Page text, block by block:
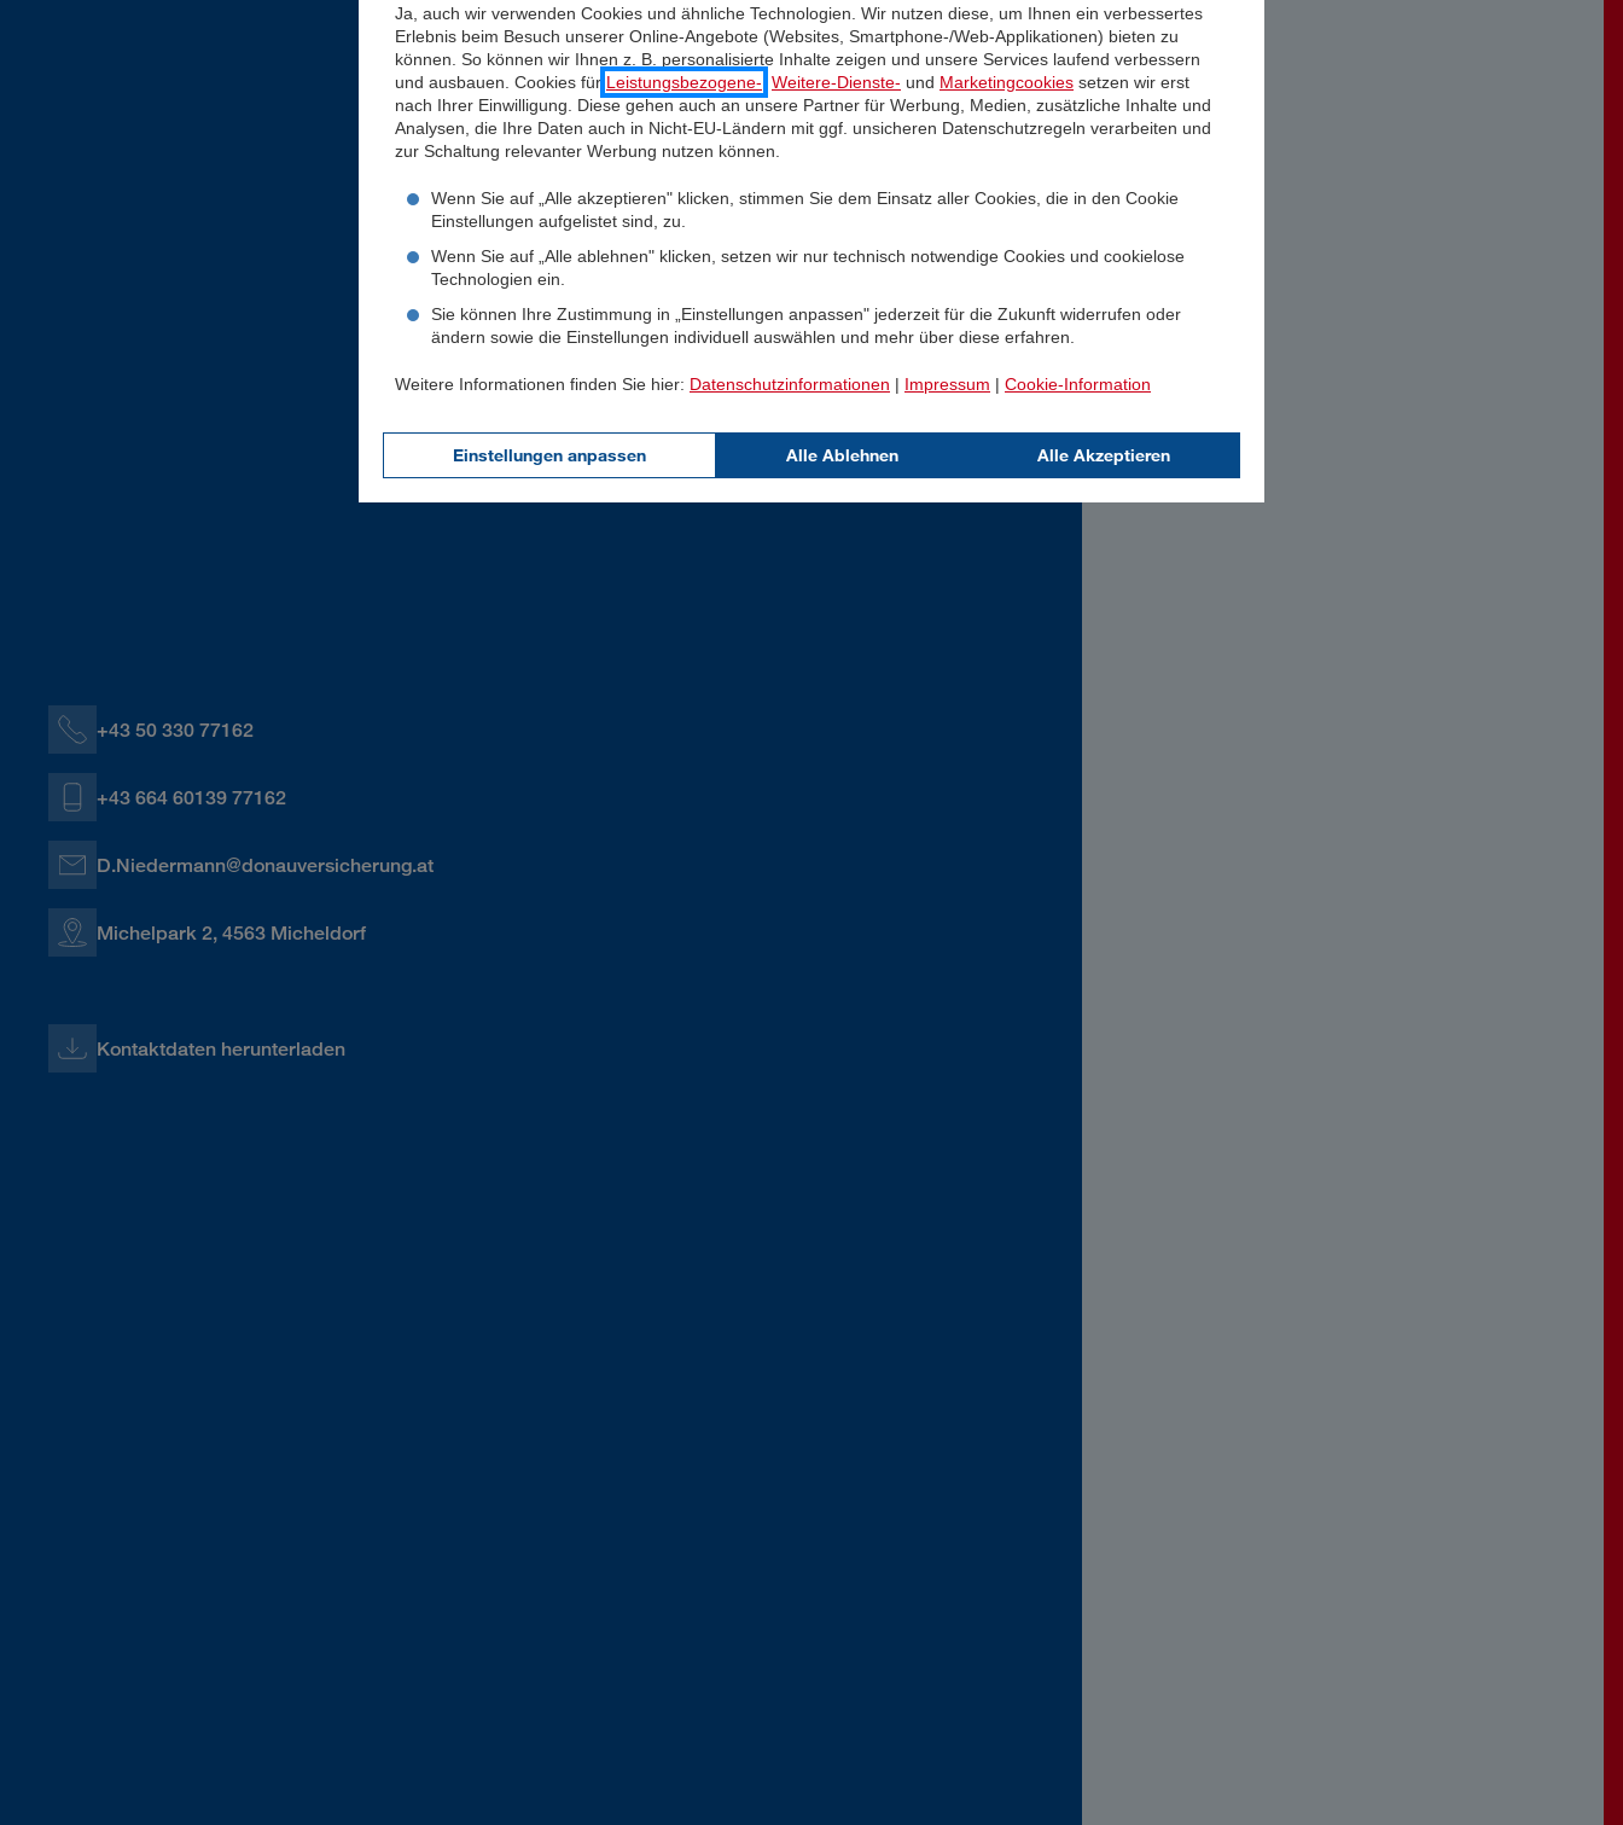
Ja, auch wir verwenden Cookies und ähnliche Technologien. Wir nutzen diese, um Ihnen ein verbessertes
Erlebnis beim Besuch unserer Online-Angebote (Websites, Smartphone-/Web-Applikationen) bieten zu
können. So können wir Ihnen z. B. personalisierte Inhalte zeigen und unsere Services laufend verbessern
und ausbauen. Cookies für Leistungsbezogene- Weitere-Dienste- und Marketingcookies setzen wir erst
nach Ihrer Einwilligung. Diese gehen auch an unsere Partner für Werbung, Medien, zusätzliche Inhalte und
Analysen, die Ihre Daten auch in Nicht-EU-Ländern mit ggf. unsicheren Datenschutzregeln verarbeiten und
zur Schaltung relevanter Werbung nutzen können.
Wenn Sie auf „Alle akzeptieren" klicken, stimmen Sie dem Einsatz aller Cookies, die in den Cookie
Einstellungen aufgelistet sind, zu.
Wenn Sie auf „Alle ablehnen" klicken, setzen wir nur technisch notwendige Cookies und cookielose
Technologien ein.
Sie können Ihre Zustimmung in „Einstellungen anpassen" jederzeit für die Zukunft widerrufen oder
ändern sowie die Einstellungen individuell auswählen und mehr über diese erfahren.
Weitere Informationen finden Sie hier: Datenschutzinformationen | Impressum | Cookie-Information
Einstellungen anpassen Alle Ablehnen Alle Akzeptieren
+43 50 330 77162
+43 664 60139 77162
D.Niedermann@donauversicherung.at
Michelpark 2, 4563 Micheldorf
Kontaktdaten herunterladen